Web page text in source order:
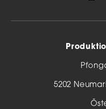
5202